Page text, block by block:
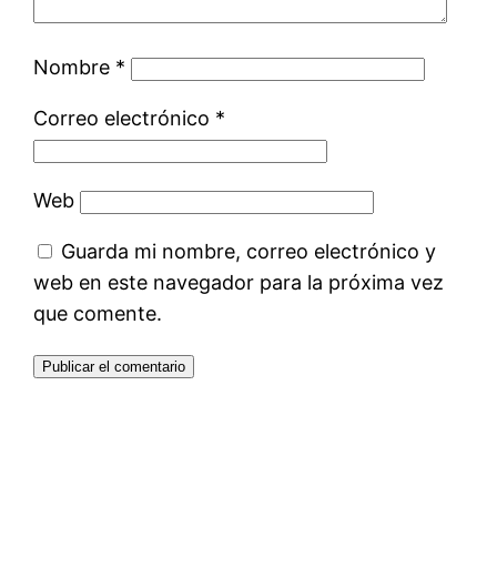
Nombre *
Correo electrónico *
Web
Guarda mi nombre, correo electrónico y
web en este navegador para la próxima vez
que comente.